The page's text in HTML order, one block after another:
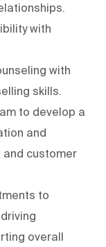
with
with
skills.
to develop a
and
customer
to
overall